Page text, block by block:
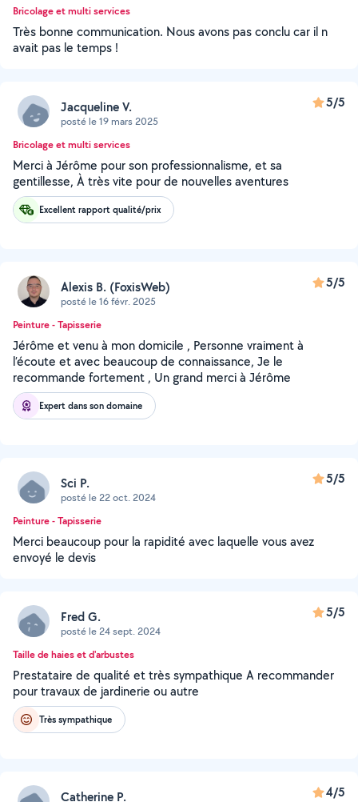
Bricolage et multi services
Très bonne communication. Nous avons pas conclu car il n
avait pas le temps !
Jacqueline V.
posté le 19 mars 2025
5/5
Bricolage et multi services
Merci à Jérôme pour son professionnalisme, et sa
gentillesse, À très vite pour de nouvelles aventures
Excellent rapport qualité/prix
Alexis B. (FoxisWeb)
posté le 16 févr. 2025
5/5
Peinture - Tapisserie
Jérôme et venu à mon domicile , Personne vraiment à
l’écoute et avec beaucoup de connaissance, Je le
recommande fortement , Un grand merci à Jérôme
Expert dans son domaine
Sci P.
posté le 22 oct. 2024
5/5
Peinture - Tapisserie
Merci beaucoup pour la rapidité avec laquelle vous avez
envoyé le devis
Fred G.
posté le 24 sept. 2024
5/5
Taille de haies et d'arbustes
Prestataire de qualité et très sympathique A recommander
pour travaux de jardinerie ou autre
Très sympathique
Catherine P. 4/5